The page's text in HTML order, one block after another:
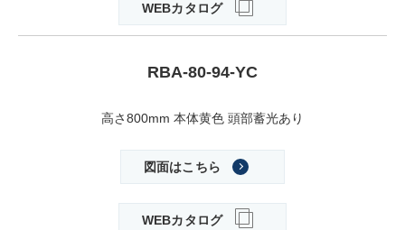
WEBカタログ
RBA-80-94-YC
高さ800mm 本体黄色 頭部蓄光あり
図面はこちら
WEBカタログ